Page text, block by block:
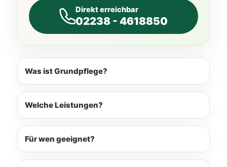
Direkt erreichbar
02238 - 4618850
Was ist Grundpflege?
Welche Leistungen?
Für wen geeignet?